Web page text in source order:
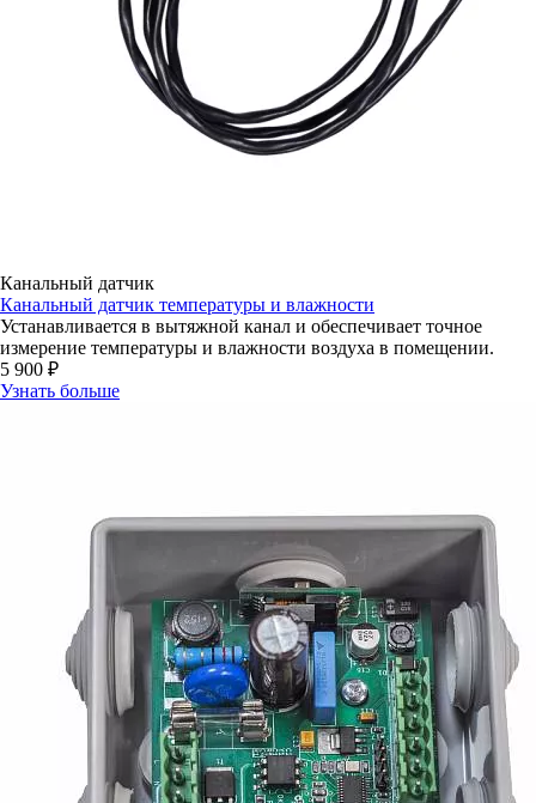
Канальный датчик
Канальный датчик температуры и влажности
Устанавливается в вытяжной канал и обеспечивает точное
измерение температуры и влажности воздуха в помещении.
5 900 ₽
Узнать больше